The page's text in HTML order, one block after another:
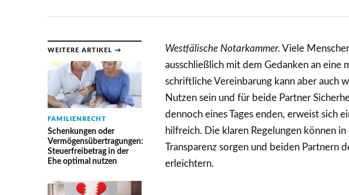
WEITERE ARTIKEL →
FAMILIENRECHT
Schenkungen oder
Vermögensübertragungen:
Steuerfreibetrag in der
Ehe optimal nutzen
Westfälische Notarkammer. Viele
ausschließlich mit dem Gedanken an eine
schriftliche Vereinbarung kann aber auch
Nutzen sein und für beide Partner
dennoch eines Tages enden, erweist sich
hilfreich. Die klaren Regelungen können
Transparenz sorgen und beiden Partnern
erleichtern.